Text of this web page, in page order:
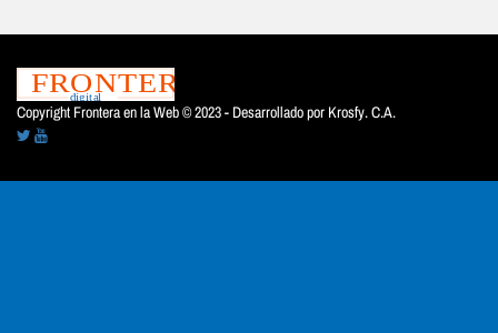
Copyright Frontera en la Web © 2023 - Desarrollado por Krosfy. C.A.